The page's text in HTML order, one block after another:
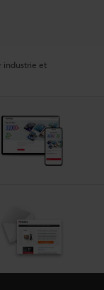
industrie et